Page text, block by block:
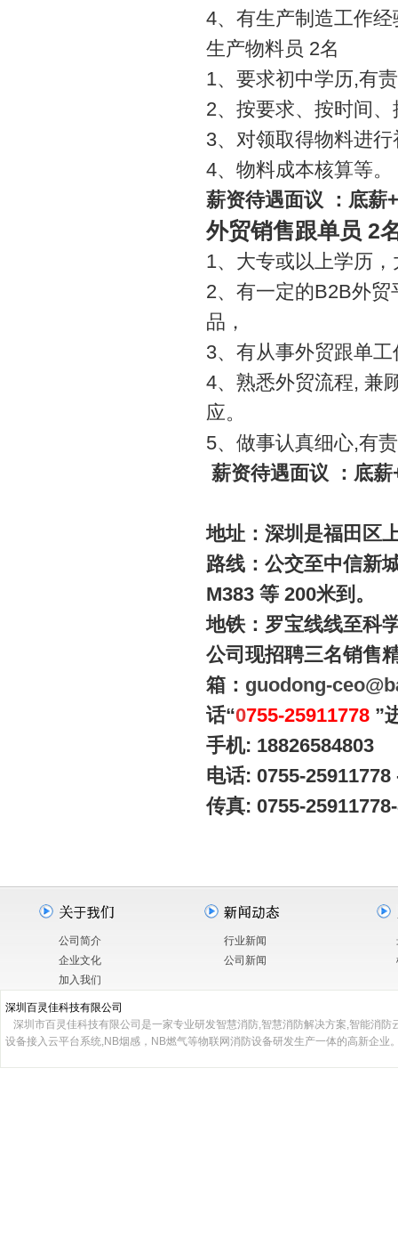
4、有生产制造工作
生产物料员 2名
1、要求初中学历,有
2、按要求、按时间
3、对领取得物料进
4、物料成本核算等。
薪资待遇面议
：底薪+
外贸销售跟单员 2
1、大专或以上学历
2、有一定的B2B外贸
品，
3、有从事外贸跟单
4、熟悉外贸流程, 兼
应。
5、做事认真细心,有
薪资待遇面议
：底薪
地址：深圳是福田区
路线：公交至中信新
M383 等 200米到。
地铁：罗宝线线至科
公司现招聘三名销售
箱： guodong-
话“0755-25911778 ”
手机: 18826584803
电话: 0755-25911778
传真: 0755-
公司简介
企业文化
加入我们
行业新闻
公司新闻
深圳百灵佳科技有限公司
深圳市百灵佳科技有限公司是一家专业研发智慧消防,智慧消防解决方案,智能消防
设备接入云平台系统,NB烟感，NB燃气等物联网消防设备研发生产一体的高新企业